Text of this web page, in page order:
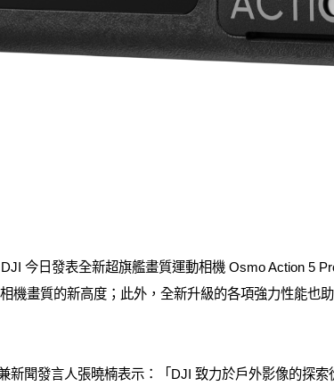
DJI 今日發表全新超旗艦畫質運動相機 Osmo Action 5
機畫質的新高度；此外，全新升級的各項強力性能也
新聞發言人張曉楠表示：「DJI 致力於戶外影像的探